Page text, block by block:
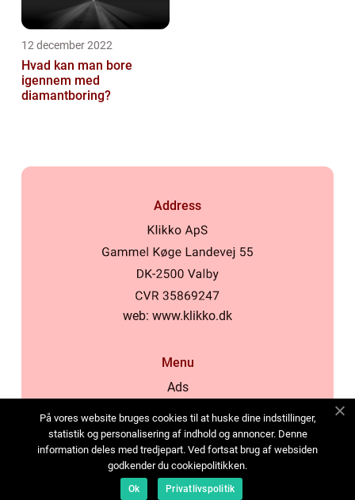
12 december 2022
Hvad kan man bore
igennem med
diamantboring?
Address
web: www.klikko.dk
Menu
Ads
Cookies
Contact
Sitemap
På vores website bruges cookies til at huske dine indstillinger,
statistik og personalisering af indhold og annoncer. Denne
information deles med tredjepart. Ved fortsat brug af websiden
godkender du cookiepolitikken.
Ok Privatlivspolitik